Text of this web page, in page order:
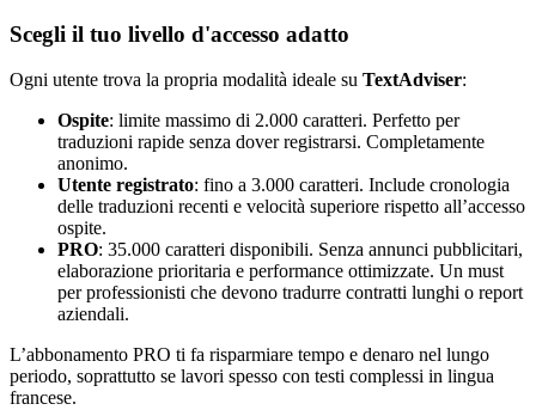
Scegli il tuo livello d'accesso adatto
Ogni utente trova la propria modalità ideale su TextAdviser:
Ospite: limite massimo di 2.000 caratteri. Perfetto per
traduzioni rapide senza dover registrarsi. Completamente
anonimo.
Utente registrato: fino a 3.000 caratteri. Include cronologia
delle traduzioni recenti e velocità superiore rispetto all’accesso
ospite.
PRO: 35.000 caratteri disponibili. Senza annunci pubblicitari,
elaborazione prioritaria e performance ottimizzate. Un must
per professionisti che devono tradurre contratti lunghi o report
aziendali.
L’abbonamento PRO ti fa risparmiare tempo e denaro nel lungo
periodo, soprattutto se lavori spesso con testi complessi in lingua
francese.